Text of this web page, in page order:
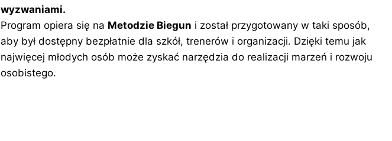
wyzwaniami.
Program opiera się na Metodzie Biegun i został przygotowany w taki sposób,
aby był dostępny bezpłatnie dla szkół, trenerów i organizacji. Dzięki temu jak
najwięcej młodych osób może zyskać narzędzia do realizacji marzeń i rozwoju
osobistego.